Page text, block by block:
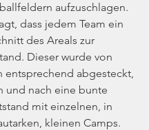
aufzuschlagen.
dass jedem Team ein
des Areals zur
Dieser wurde von
entsprechend abgesteckt,
und nach eine bunte
mit einzelnen, in
kleinen Camps.